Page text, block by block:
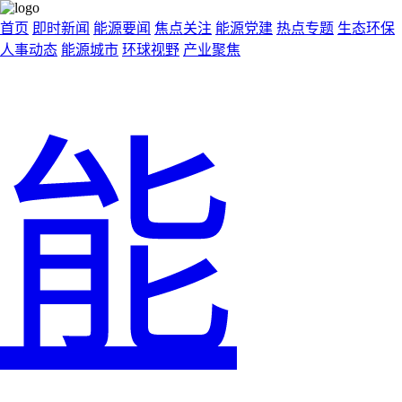
首页 即时新闻 能源要闻 焦点关注 能源党建 热点专题 生态环保
人事动态 能源城市 环球视野 产业聚焦
能